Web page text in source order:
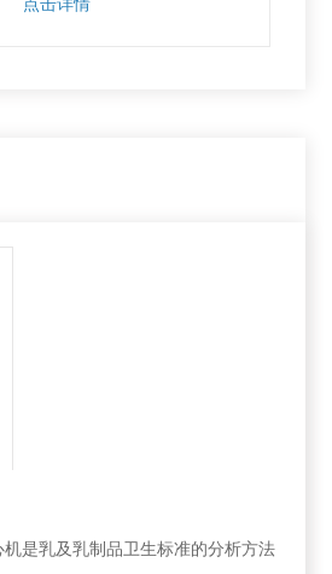
是乳及乳制品卫生标准的分析方法